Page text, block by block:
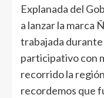
Explanada del
a lanzar la marca
trabajada durante
participativo con
recorrido la
recordemos que